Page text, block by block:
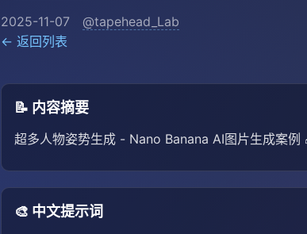
2025-11-07 @tapehead_Lab
← 返回列表
📝 内容摘要
超多人物姿势生成 - Nano Banana AI图片生成案例
🎨 中文提示词